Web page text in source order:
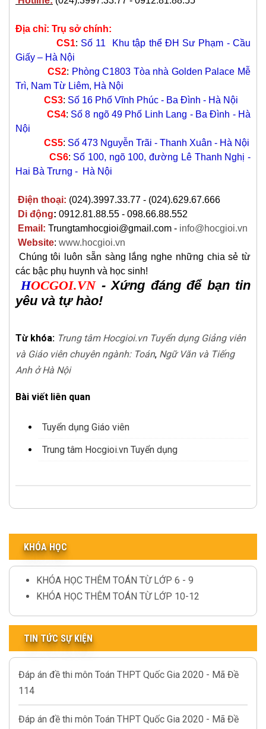
Địa chỉ: Trụ sở chính:
CS1: Số 11 Khu tập thể ĐH Sư Phạm - Cầu
Giấy – Hà Nội
CS2: Phòng C1803 Tòa nhà Golden Palace Mễ
Trì, Nam Từ Liêm, Hà Nội
CS3: Số 16 Phố Vĩnh Phúc - Ba Đình - Hà Nội
CS4: Số 8 ngõ 49 Phố Linh Lang - Ba Đình - Hà
Nội
CS5: Số 473 Nguyễn Trãi - Thanh Xuân - Hà Nội
CS6: Số 100, ngõ 100, đường Lê Thanh Nghị -
Hai Bà Trưng - Hà Nội
Điện thoại: (024).3997.33.77 - (024).629.67.666
Di động: 0912.81.88.55 - 098.66.88.552
Email: Trungtamhocgioi@gmail.com - info@hocgioi.vn
Website: www.hocgioi.vn
Chúng tôi luôn sẵn sàng lắng nghe những chia sẻ từ
các bậc phụ huynh và học sinh!
HOCGOI.VN - Xứng đáng để bạn tin
yêu và tự hào!
Từ khóa: Trung tâm Hocgioi.vn Tuyển dụng Giảng viên
và Giáo viên chuyên ngành: Toán, Ngữ Văn và Tiếng
Anh ở Hà Nội
Bài viết liên quan
Tuyển dụng Giáo viên
Trung tâm Hocgioi.vn Tuyển dụng
KHÓA HỌC
KHÓA HỌC THÊM TOÁN TỪ LỚP 6 - 9
KHÓA HỌC THÊM TOÁN TỪ LỚP 10-12
TIN TỨC SỰ KIỆN
Đáp án đề thi môn Toán THPT Quốc Gia 2020 - Mã Đề
114
Đáp án đề thi môn Toán THPT Quốc Gia 2020 - Mã Đề